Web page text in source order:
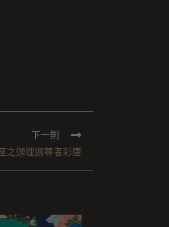
下一則
之迦理迦尊者彩唐